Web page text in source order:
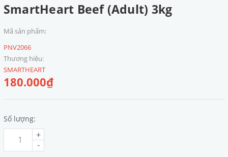
SmartHeart Beef (Adult) 3kg
Mã sản phẩm:
PNV2066
Thương hiệu:
SMARTHEART
180.000₫
Số lượng:
-
+